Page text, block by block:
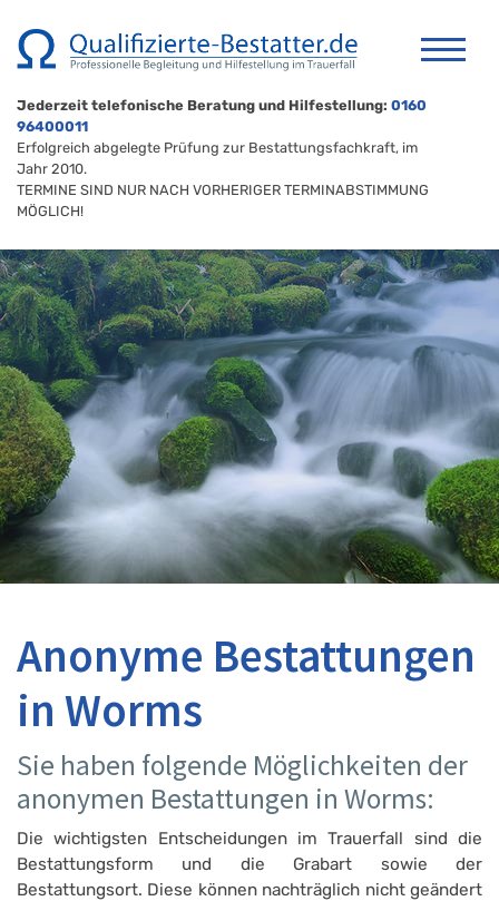
Jederzeit telefonische Beratung und Hilfestellung: 0160
96400011
Erfolgreich abgelegte Prüfung zur Bestattungsfachkraft, im
Jahr 2010.
TERMINE SIND NUR NACH VORHERIGER TERMINABSTIMMUNG
MÖGLICH!
Anonyme Bestattungen
in Worms
Sie haben folgende Möglichkeiten der
anonymen Bestattungen in Worms:
Die wichtigsten Entscheidungen im Trauerfall sind die
Bestattungsform und die Grabart sowie der
Bestattungsort. Diese können nachträglich nicht geändert